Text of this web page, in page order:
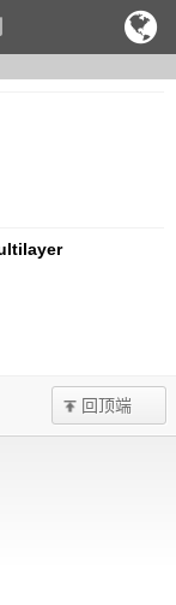
回顶端